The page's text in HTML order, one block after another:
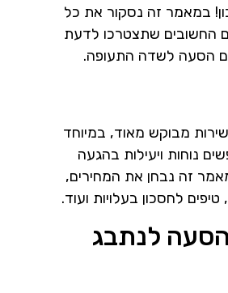
במאמר זה נסקור את כל
החשובים שתצטרכו לדעת
הסעה לשדה התעופה.
מבוקש מאוד, במיוחד
נוחות ויעילות בהגעה
זה נבחן את המחירים,
לחסכון בעלויות ועוד.
לנתבג